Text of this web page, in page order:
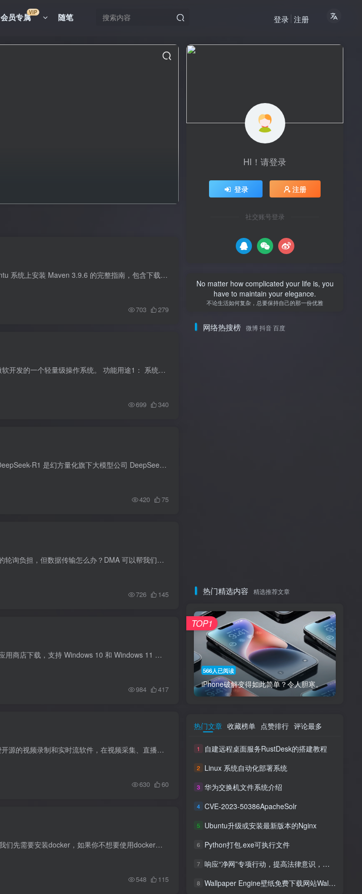
会员专属VIP 随笔 登录 注册
在 Ubuntu 上安装 Maven 3.9.6 的详细步骤 以下是在 Ubuntu 系统上安装 Maven 3.9.6 的完整指南，包含下载、配置和验证步骤： 一、准备工作 更新系统包索引 sudo apt update 安装必要的依赖（如...
703 279
简介 Windows Preinstallation Environment（WinPE）是微软开发的一个轻量级操作系统。 功能用途1： 系统安装部署：在安装 Windows 系统前，可用于对硬盘进行分区、格式化等设置，还能通过网络...
699 340
DeepSeek-R1简介 官网为：https://www.deepseek.com/ DeepSeek-R1 是幻方量化旗下大模型公司 DeepSeek 研发的系列推理模型。以下是关于它的详细介绍： 发展历程 2024 年 11 月 20 日，DeepSeek ...
420 75
直接内存访问 (DMA) 简介 已经了解了中断如何减轻 CPU 的轮询负担，但数据传输怎么办？DMA 可以帮我们解决这个问题。DMA 技术是计算机体系结构中的重要优化手段，通过硬件级的数据传输机制，平...
726 145
Wintoys 是一款免费的 Windows 系统优化工具，可从微软应用商店下载，支持 Windows 10 和 Windows 11 系统。以下是其相关介绍： 功能丰富： 系统性能概览：在主页可查看 CPU、GPU、RAM 和网络利...
984 417
软件简介 OBS（Open Broadcaster Software）是一款免费开源的视频录制和实时流软件，在视频采集、直播等领域应用广泛。以下是其详细介绍： 功能特点： 多平台支持：支持 Windows、macOS 和 Linu...
630 60
安装Docker 这里使用阿里官方打包好的docker镜像，所以我们先需要安装docker，如果你不想要使用docker方式安装，你也可以自己源码编译安装，不过推荐在Ubuntu系统中源码编译安装，如果你使用Cen...
548 115
HI！请登录
登录 注册
社交账号登录
No matter how complicated your life is, you
have to maintain your elegance.
不论生活如何复杂，总要保持自己的那一份优雅
网络热搜榜 微博 抖音 百度
热门精选内容 精选推荐文章
566人已阅读
iPhone破解变得如此简单？令人胆寒。
TOP1
热门文章 收藏榜单 点赞排行 评论最多
1 自建远程桌面服务RustDesk的搭建教程
2 Linux 系统自动化部署系统
3 华为交换机文件系统介绍
4 CVE-2023-50386ApacheSolr
5 Ubuntu升级或安装最新版本的Nginx
6 Python打包.exe可执行文件
7 响应“净网”专项行动，提高法律意识，自觉维护网络清朗环境
8 Wallpaper Engine壁纸免费下载网站Wallpapers HDV